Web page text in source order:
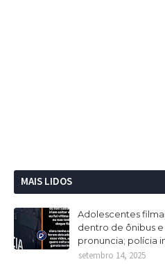
MAIS LIDOS
Adolescentes
dentro de ônibus
pronuncia; polícia
setembro 14, 2025